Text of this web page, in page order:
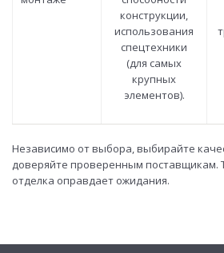
конструкции,
использования
спецтехники
(для самых
крупных
элементов).
Независимо от выбора, выбирайте
доверяйте проверенным поставщикам.
отделка оправдает ожидания.